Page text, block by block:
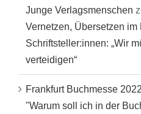
Junge Verlagsmenschen
Vernetzen, Übersetzen im
Schriftsteller:innen: „Wir
verteidigen“
Frankfurt Buchmesse
"Warum soll ich in der